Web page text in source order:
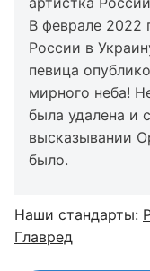
В феврале 2022
России в
певица
мирного неба!
была удалена и
высказывании
было.
Наши стандарты:
Главред